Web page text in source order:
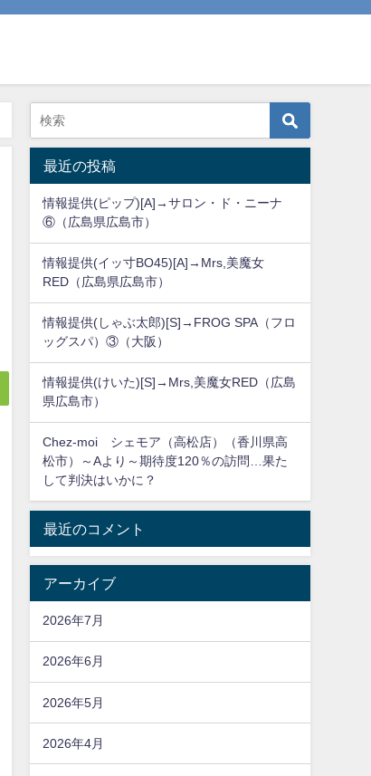
最近の投稿
情報提供(ピップ)[A]→サロン・ド・ニーナ
⑥（広島県広島市）
情報提供(イッ寸BO45)[A]→Mrs,美魔女
RED（広島県広島市）
情報提供(しゃぶ太郎)[S]→FROG SPA（フロ
ッグスパ）③（大阪）
情報提供(けいた)[S]→Mrs,美魔女RED（広島
県広島市）
Chez-moi シェモア（高松店）（香川県高
松市）～Aより～期待度120％の訪問…果た
して判決はいかに？
最近のコメント
アーカイブ
2026年7月
2026年6月
2026年5月
2026年4月